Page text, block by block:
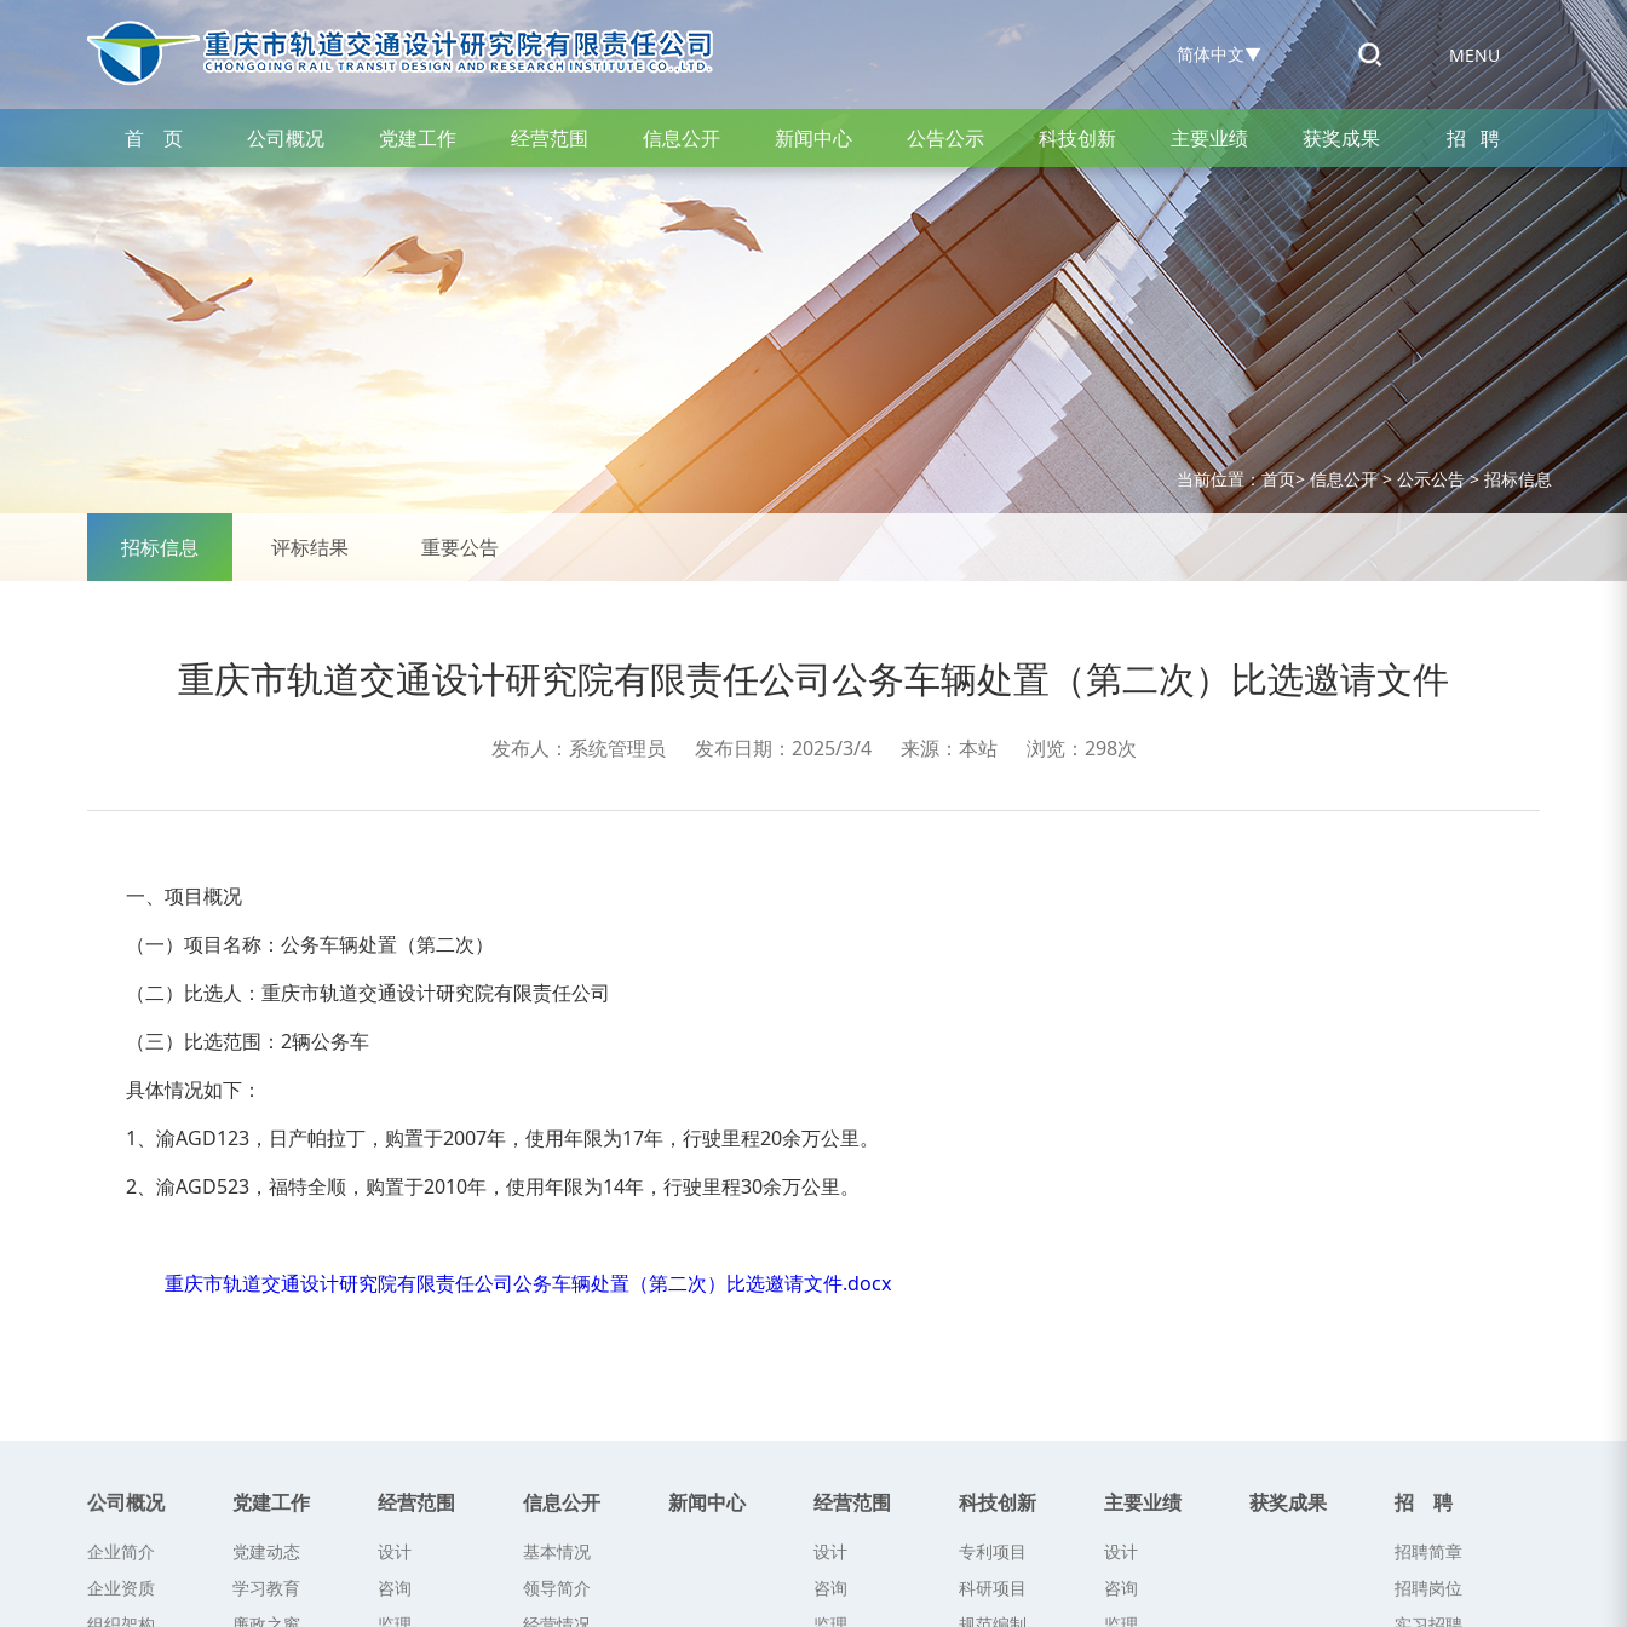
MENU
简体中文▼
首 页 公司概况 党建工作 经营范围 信息公开 新闻中心 公告公示 科技创新 主要业绩 获奖成果 招 聘
招标信息 评标结果 重要公告
当前位置：首页>信息公开> 公示公告>招标信息
重庆市轨道交通设计研究院有限责任公司公务车辆处置（第二次）比选邀请文件
发布人：系统管理员 发布日期：2025/3/4 来源：本站 浏览： 298次
一、项目概况
（一）项目名称：公务车辆处置（第二次）
（二）比选人：重庆市轨道交通设计研究院有限责任公司
（三）比选范围：2辆公务车
具体情况如下：
1、渝AGD123，日产帕拉丁，购置于2007年，使用年限为17年，行驶里程20余万公里。
2、渝AGD523，福特全顺，购置于2010年，使用年限为14年，行驶里程30余万公里。
重庆市轨道交通设计研究院有限责任公司公务车辆处置（第二次）比选邀请文件.docx
公司概况
企业简介
企业资质
党建工作
党建动态
学习教育
经营范围
设计
咨询
信息公开
基本情况
领导简介
新闻中心 经营范围
设计
咨询
科技创新
专利项目
科研项目
主要业绩
设计
咨询
获奖成果 招 聘
招聘简章
招聘岗位